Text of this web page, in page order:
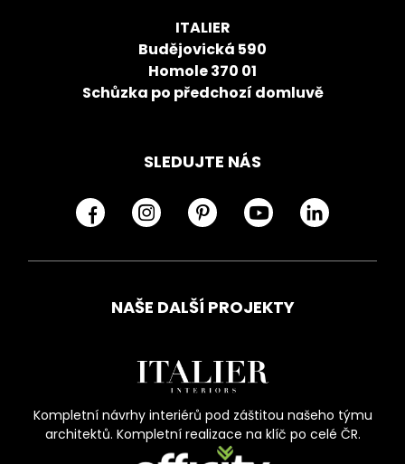
ITALIER
Budějovická 590
Homole 370 01
Schůzka po předchozí domluvě
SLEDUJTE NÁS
NAŠE DALŠÍ PROJEKTY
Kompletní návrhy interiérů pod záštitou našeho týmu
architektů. Kompletní realizace na klíč po celé ČR.